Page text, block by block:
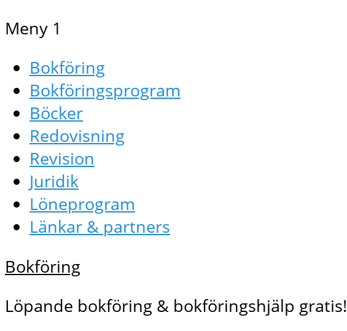
Meny 1
Bokföring
Bokföringsprogram
Böcker
Redovisning
Revision
Juridik
Löneprogram
Länkar & partners
Bokföring
Löpande bokföring & bokföringshjälp gratis!